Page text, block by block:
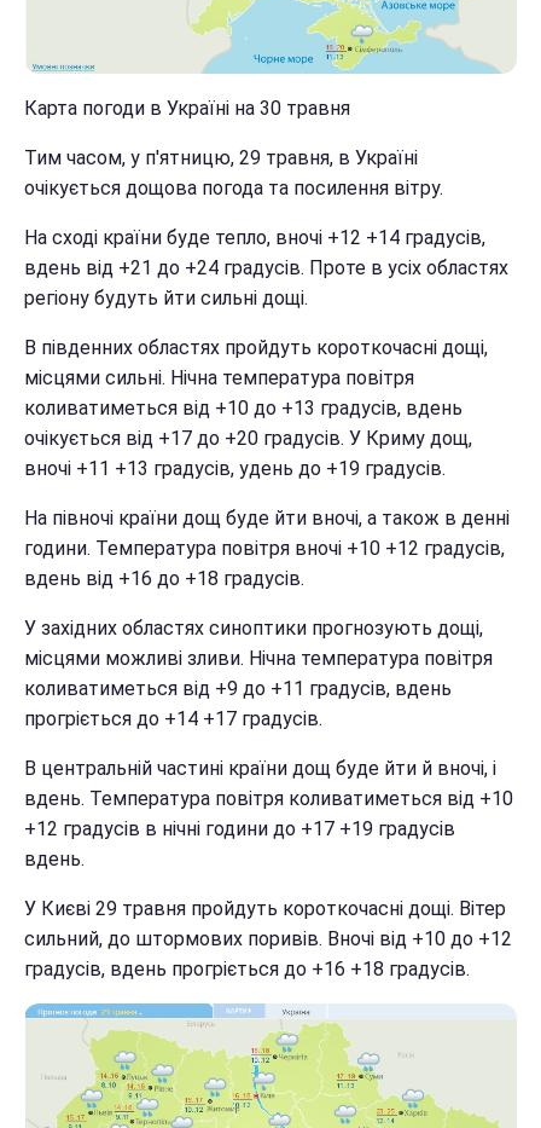
Карта погоди в Україні на 30 травня
Тим часом, у п'ятницю, 29 травня, в Україні
очікується дощова погода та посилення вітру.
На сході країни буде тепло, вночі +12 +14 градусів,
вдень від +21 до +24 градусів. Проте в усіх областях
регіону будуть йти сильні дощі.
В південних областях пройдуть короткочасні дощі,
місцями сильні. Нічна температура повітря
коливатиметься від +10 до +13 градусів, вдень
очікується від +17 до +20 градусів. У Криму дощ,
вночі +11 +13 градусів, удень до +19 градусів.
На півночі країни дощ буде йти вночі, а також в денні
години. Температура повітря вночі +10 +12 градусів,
вдень від +16 до +18 градусів.
У західних областях синоптики прогнозують дощі,
місцями можливі зливи. Нічна температура повітря
коливатиметься від +9 до +11 градусів, вдень
прогріється до +14 +17 градусів.
В центральній частині країни дощ буде йти й вночі, і
вдень. Температура повітря коливатиметься від +10
+12 градусів в нічні години до +17 +19 градусів
вдень.
У Києві 29 травня пройдуть короткочасні дощі. Вітер
сильний, до штормових поривів. Вночі від +10 до +12
градусів, вдень прогріється до +16 +18 градусів.